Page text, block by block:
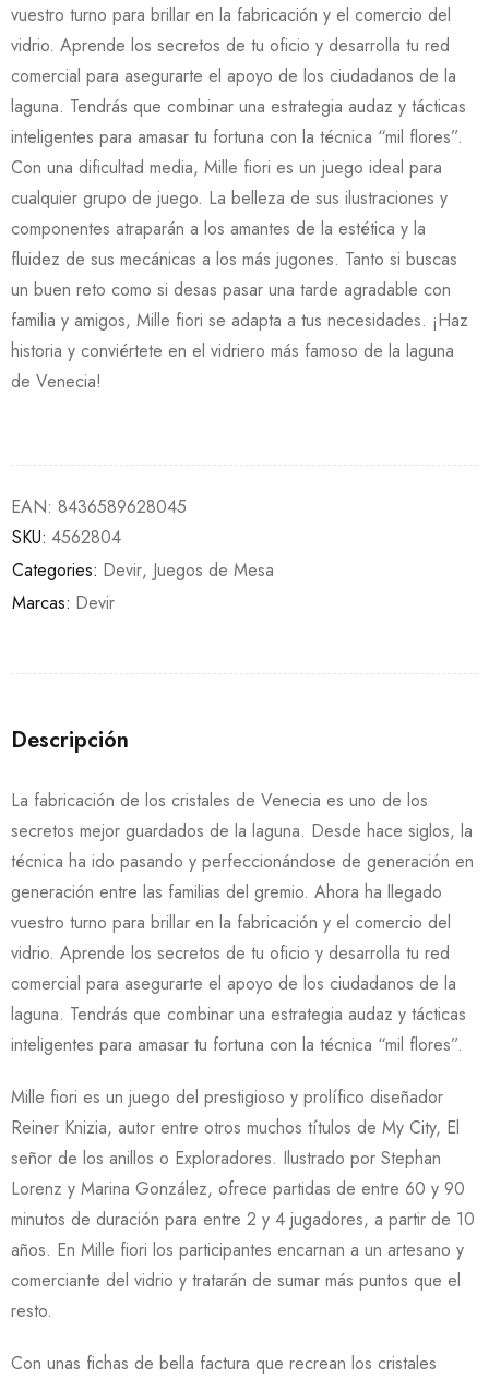
vuestro turno para brillar en la fabricación y el comercio del
vidrio. Aprende los secretos de tu oficio y desarrolla tu red
comercial para asegurarte el apoyo de los ciudadanos de la
laguna. Tendrás que combinar una estrategia audaz y tácticas
inteligentes para amasar tu fortuna con la técnica “mil flores”.
Con una dificultad media, Mille fiori es un juego ideal para
cualquier grupo de juego. La belleza de sus ilustraciones y
componentes atraparán a los amantes de la estética y la
fluidez de sus mecánicas a los más jugones. Tanto si buscas
un buen reto como si desas pasar una tarde agradable con
familia y amigos, Mille fiori se adapta a tus necesidades. ¡Haz
historia y conviértete en el vidriero más famoso de la laguna
de Venecia!
EAN: 8436589628045
SKU: 4562804
Categories: Devir, Juegos de Mesa
Marcas: Devir
Descripción
La fabricación de los cristales de Venecia es uno de los
secretos mejor guardados de la laguna. Desde hace siglos, la
técnica ha ido pasando y perfeccionándose de generación en
generación entre las familias del gremio. Ahora ha llegado
vuestro turno para brillar en la fabricación y el comercio del
vidrio. Aprende los secretos de tu oficio y desarrolla tu red
comercial para asegurarte el apoyo de los ciudadanos de la
laguna. Tendrás que combinar una estrategia audaz y tácticas
inteligentes para amasar tu fortuna con la técnica “mil flores”.
Mille fiori es un juego del prestigioso y prolífico diseñador
Reiner Knizia, autor entre otros muchos títulos de My City, El
señor de los anillos o Exploradores. Ilustrado por Stephan
Lorenz y Marina González, ofrece partidas de entre 60 y 90
minutos de duración para entre 2 y 4 jugadores, a partir de 10
años. En Mille fiori los participantes encarnan a un artesano y
comerciante del vidrio y tratarán de sumar más puntos que el
resto.
Con unas fichas de bella factura que recrean los cristales